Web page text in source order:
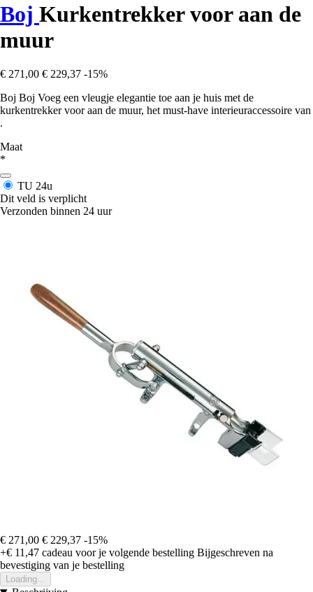
Boj Kurkentrekker voor aan de
muur
€ 271,00 € 229,37 -15%
Boj Boj Voeg een vleugje elegantie toe aan je huis met de
kurkentrekker voor aan de muur, het must-have interieuraccessoire van
.
Maat
*
TU 24u
Dit veld is verplicht
Verzonden binnen 24 uur
€ 271,00 € 229,37 -15%
+€ 11,47 cadeau voor je volgende bestelling Bijgeschreven na
bevestiging van je bestelling
Loading...